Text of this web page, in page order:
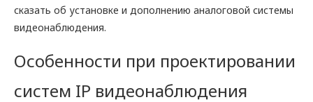
сказать об установке и дополнению аналоговой системы
видеонаблюдения.
Особенности при проектировании
систем IP видеонаблюдения